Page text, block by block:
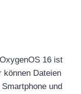
16 ist
können Dateien
und